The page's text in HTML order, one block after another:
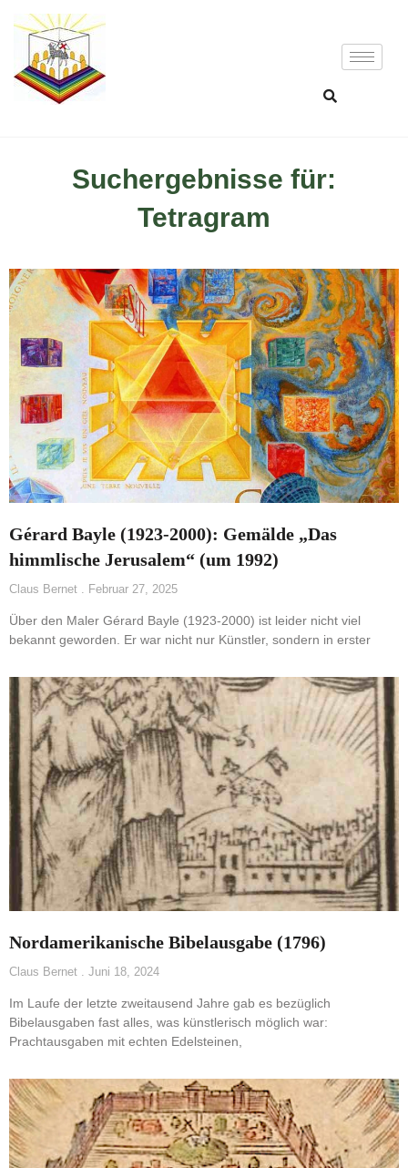
Suchergebnisse für:
Tetragram
Gérard Bayle (1923-2000): Gemälde „Das
himmlische Jerusalem“ (um 1992)
Claus Bernet Februar 27, 2025
Über den Maler Gérard Bayle (1923-2000) ist leider nicht viel
bekannt geworden. Er war nicht nur Künstler, sondern in erster
Nordamerikanische Bibelausgabe (1796)
Claus Bernet Juni 18, 2024
Im Laufe der letzte zweitausend Jahre gab es bezüglich
Bibelausgaben fast alles, was künstlerisch möglich war:
Prachtausgaben mit echten Edelsteinen,